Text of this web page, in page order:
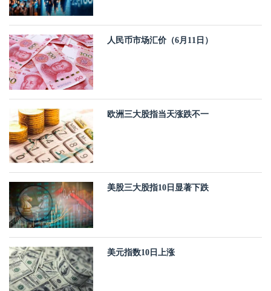
人民币市场汇价（6月11日）
欧洲三大股指当天涨跌不一
美股三大股指10日显著下跌
美元指数10日上涨